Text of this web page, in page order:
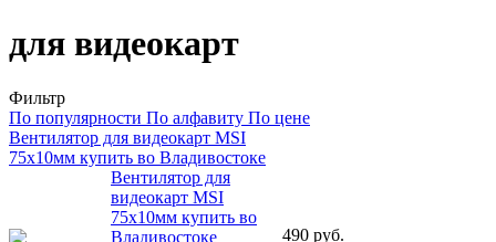
для видеокарт
Фильтр
По популярности По алфавиту По цене
Вентилятор для видеокарт MSI
75x10мм купить во Владивостоке
Вентилятор для
видеокарт MSI
75x10мм купить во
Владивостоке
490 руб.